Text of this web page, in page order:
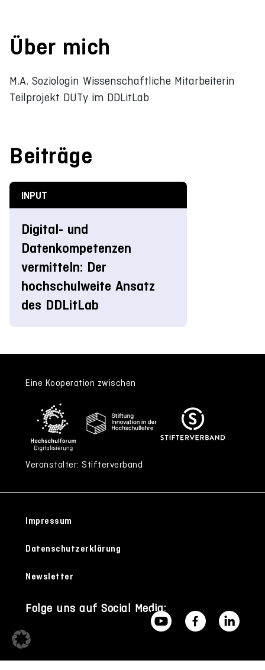
Über mich
M.A. Soziologin Wissenschaftliche Mitarbeiterin
Teilprojekt DUTy im DDLitLab
Beiträge
INPUT
Digital- und
Datenkompetenzen
vermitteln: Der
hochschulweite Ansatz
des DDLitLab
Eine Kooperation zwischen
Veranstalter: Stifterverband
Impressum
Datenschutzerklärung
Newsletter
Folge uns auf Social Media: